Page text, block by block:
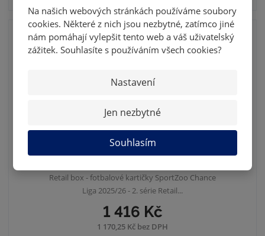
Na našich webových stránkách používáme soubory
cookies. Některé z nich jsou nezbytné, zatímco jiné
nám pomáhají vylepšit tento web a váš uživatelský
zážitek. Souhlasíte s používáním všech cookies?
Nastavení
Jen nezbytné
Souhlasím
NOVINKA
1 416 Kč
1 170,25 Kč bez DPH
Retail box - fotbalové kartičky SportZoo Chance
Liga 2025/26 - 2. série Retail...